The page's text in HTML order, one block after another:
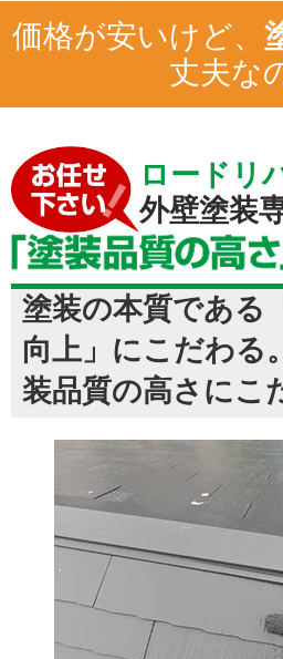
価格が安いけど、
丈夫な
ロードリ
外壁塗装
塗装の本質である
向上」にこだわる
装品質の高さにこ